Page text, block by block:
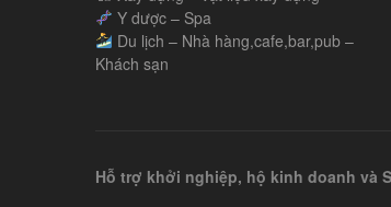
Y dược – Spa
Du lịch – Nhà hàng,cafe,bar,pub –
Khách sạn
Hỗ trợ khởi nghiệp, hộ kinh doanh và